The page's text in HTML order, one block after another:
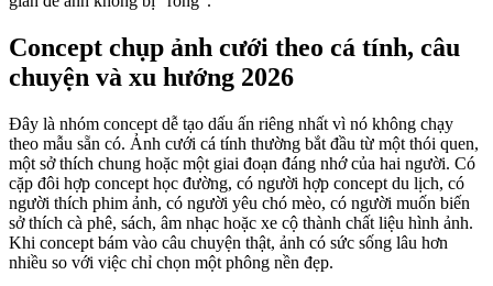
Concept chụp ảnh cưới theo cá tính, câu
chuyện và xu hướng 2026
Đây là nhóm concept dễ tạo dấu ấn riêng nhất vì nó không chạy
theo mẫu sẵn có. Ảnh cưới cá tính thường bắt đầu từ một thói quen,
một sở thích chung hoặc một giai đoạn đáng nhớ của hai người. Có
cặp đôi hợp concept học đường, có người hợp concept du lịch, có
người thích phim ảnh, có người yêu chó mèo, có người muốn biến
sở thích cà phê, sách, âm nhạc hoặc xe cộ thành chất liệu hình ảnh.
Khi concept bám vào câu chuyện thật, ảnh có sức sống lâu hơn
nhiều so với việc chỉ chọn một phông nền đẹp.